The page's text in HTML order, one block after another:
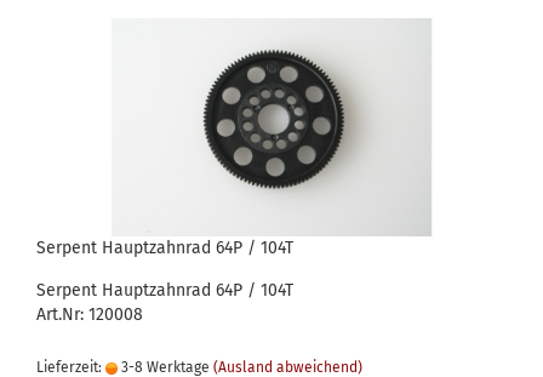
Serpent Hauptzahnrad 64P / 104T
Serpent Hauptzahnrad 64P / 104T
Art.Nr: 120008
Lieferzeit: 3-8 Werktage (Ausland abweichend)